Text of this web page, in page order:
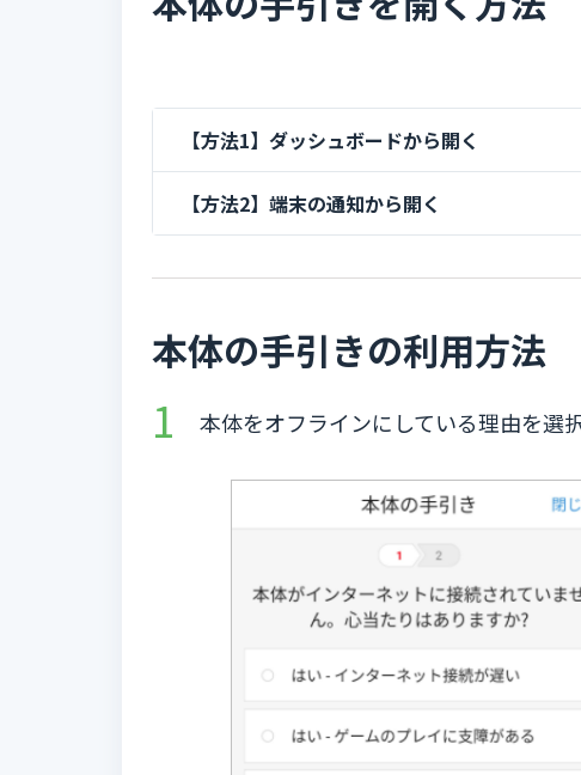
【方法1】ダッシュボードから開く
【方法2】端末の通知から開く
本体の手引きの利用方法
本体をオフラインにしている理由を選択